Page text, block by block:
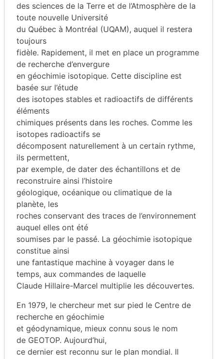
des sciences de la Terre et de l’Atmosphère de la
toute nouvelle Université
du Québec à Montréal (UQAM), auquel il restera
toujours
fidèle. Rapidement, il met en place un programme
de recherche d’envergure
en géochimie isotopique. Cette discipline est
basée sur l’étude
des isotopes stables et radioactifs de différents
éléments
chimiques présents dans les roches. Comme les
isotopes radioactifs se
décomposent naturellement à un certain rythme,
ils permettent,
par exemple, de dater des échantillons et de
reconstruire ainsi l’histoire
géologique, océanique ou climatique de la
planète, les
roches conservant des traces de l’environnement
auquel elles ont été
soumises par le passé. La géochimie isotopique
constitue ainsi
une fantastique machine à voyager dans le
temps, aux commandes de laquelle
Claude Hillaire-Marcel multiplie les découvertes.
En 1979, le chercheur met sur pied le Centre de
recherche en géochimie
et géodynamique, mieux connu sous le nom
de GEOTOP. Aujourd’hui,
ce dernier est reconnu sur le plan mondial. Il